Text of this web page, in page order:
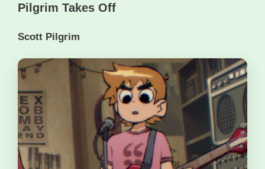
Pilgrim Takes Off
Scott Pilgrim